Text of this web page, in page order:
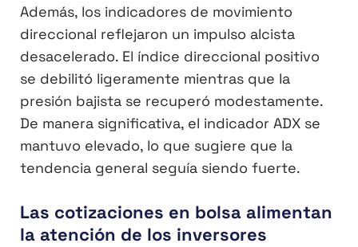
Además, los indicadores de movimiento
direccional reflejaron un impulso alcista
desacelerado. El índice direccional positivo
se debilitó ligeramente mientras que la
presión bajista se recuperó modestamente.
De manera significativa, el indicador ADX se
mantuvo elevado, lo que sugiere que la
tendencia general seguía siendo fuerte.
Las cotizaciones en bolsa alimentan
la atención de los inversores